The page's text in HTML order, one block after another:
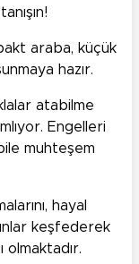
araba, küçük
hazır.
atabilme
Engelleri
muhteşem
hayal
keşfederek
olmaktadır.